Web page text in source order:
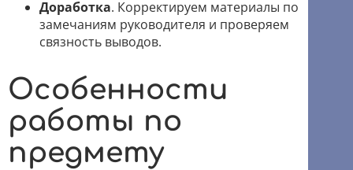
Доработка. Корректируем материалы по
замечаниям руководителя и проверяем
связность выводов.
Особенности
работы по
предмету